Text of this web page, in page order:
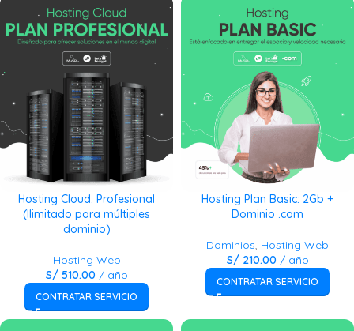
Hosting Cloud: Profesional
(Ilimitado para múltiples
dominio)
Hosting Web
S/510.00 / año
CONTRATAR SERVICIO
Hosting Plan Basic: 2Gb +
Dominio .com
Dominios, Hosting Web
S/210.00 / año
CONTRATAR SERVICIO